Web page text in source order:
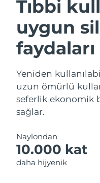
Tıbbi
uygun
faydaları
Yeniden
uzun ömürlü
seferlik ekonomik
sağlar.
Naylondan
10.000 kat
daha hijyenik
Özbekistan
Vietnam